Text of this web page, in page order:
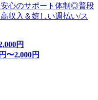
心のサポート体制◎普段
収入＆嬉しい週払い/ス
円
円〜2,000円